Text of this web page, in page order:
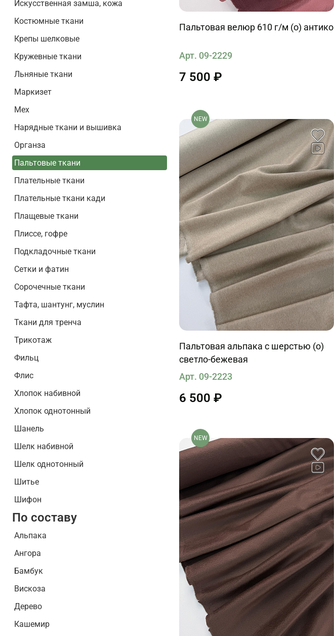
Искусственная замша, кожа
Костюмные ткани
Крепы шелковые
Кружевные ткани
Льняные ткани
Маркизет
Мех
Нарядные ткани и вышивка
Органза
Пальтовые ткани
Плательные ткани
Плательные ткани кади
Плащевые ткани
Плиссе, гофре
Подкладочные ткани
Сетки и фатин
Сорочечные ткани
Тафта, шантунг, муслин
Ткани для тренча
Трикотаж
Фильц
Флис
Хлопок набивной
Хлопок однотонный
Шанель
Шелк набивной
Шелк однотонный
Шитье
Шифон
По составу
Альпака
Ангора
Бамбук
Вискоза
Дерево
Кашемир
Пальтовая велюр 610 г/м (о) антико
Арт. 09-2229
7 500 ₽
NEW
Пальтовая альпака с шерстью (о)
светло-бежевая
Арт. 09-2223
6 500 ₽
NEW